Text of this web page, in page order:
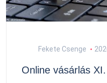
Fekete Csenge
Online vásárlás